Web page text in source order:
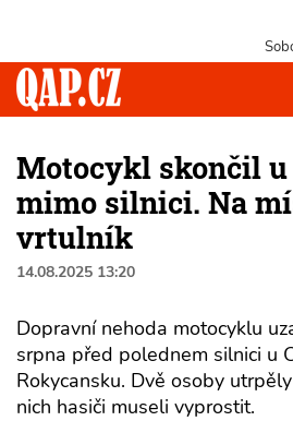
Motocykl skončil u
mimo silnici. Na
vrtulník
14.08.2025 13:20
Dopravní nehoda motocyklu
srpna před polednem silnici u
Rokycansku. Dvě osoby
nich hasiči museli vyprostit.